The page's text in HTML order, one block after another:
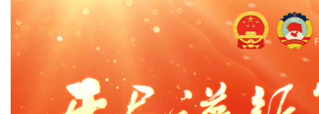
聚焦绿色低碳发展，代表委员热议：绿水青山就
武隆区残联专题学习中国残联第八次全国代表大会
医道新篇：王平与义旺堂的中医探索之路
东台市新街镇妇联：踏青遇“莓”好 巾帼绽芳华